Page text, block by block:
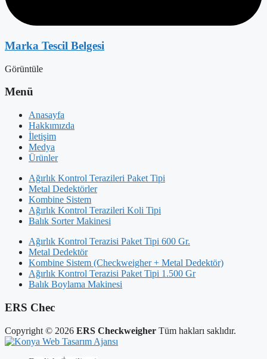
Marka Tescil Belgesi
Görüntüle
Menü
Anasayfa
Hakkımızda
İletişim
Medya
Ürünler
Ağırlık Kontrol Terazileri Paket Tipi
Metal Dedektörler
Kombine Sistem
Ağırlık Kontrol Terazileri Koli Tipi
Balık Sorter Makinesi
Ağırlık Kontrol Terazisi Paket Tipi 600 Gr.
Metal Dedektör
Kombine Sistem (Checkweigher + Metal Dedektör)
Ağırlık Kontrol Terazisi Paket Tipi 1.500 Gr
Balık Boylama Makinesi
ERS Chec
Copyright © 2026 ERS Checkweigher Tüm hakları saklıdır.